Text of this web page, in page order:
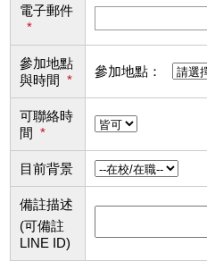
電子郵件
*
參加地點
與時間 *
參加地點：
可聯絡時
間 *
目前背景
備註描述
(可備註
LINE ID)